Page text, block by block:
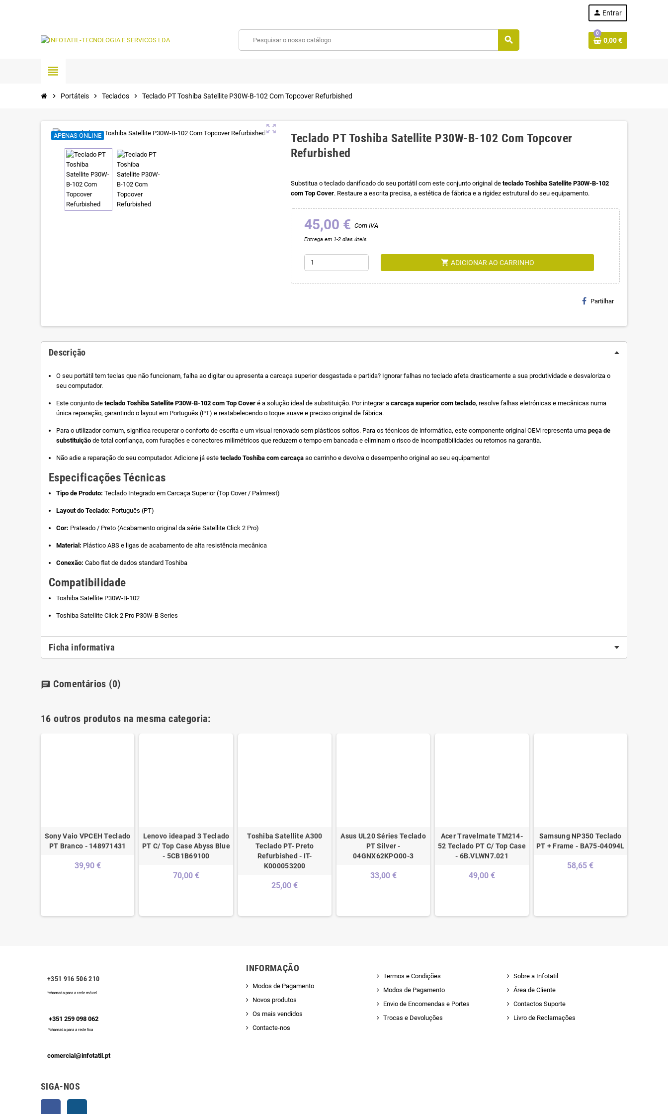
person Entrar
search
0
0,00 €
view_headline
chevron_right Portáteis chevron_right Teclados chevron_right Teclado PT Toshiba Satellite P30W-B-102 Com Topcover Refurbished
zoom_out_map
APENAS ONLINE
Teclado PT Toshiba Satellite P30W-B-102 Com Topcover
Refurbished
Substitua o teclado danificado do seu portátil com este conjunto original de teclado Toshiba Satellite P30W-B-102
com Top Cover. Restaure a escrita precisa, a estética de fábrica e a rigidez estrutural do seu equipamento.
45,00 € Com IVA
Entrega em 1-2 dias úteis
shopping_cart ADICIONAR AO CARRINHO
Partilhar
Descrição
O seu portátil tem teclas que não funcionam, falha ao digitar ou apresenta a carcaça superior desgastada e partida? Ignorar falhas no teclado afeta drasticamente a sua produtividade e desvaloriza o
seu computador.
Este conjunto de teclado Toshiba Satellite P30W-B-102 com Top Cover é a solução ideal de substituição. Por integrar a carcaça superior com teclado, resolve falhas eletrónicas e mecânicas numa
única reparação, garantindo o layout em Português (PT) e restabelecendo o toque suave e preciso original de fábrica.
Para o utilizador comum, significa recuperar o conforto de escrita e um visual renovado sem plásticos soltos. Para os técnicos de informática, este componente original OEM representa uma peça de
substituição de total confiança, com furações e conectores milimétricos que reduzem o tempo em bancada e eliminam o risco de incompatibilidades ou retornos na garantia.
Não adie a reparação do seu computador. Adicione já este teclado Toshiba com carcaça ao carrinho e devolva o desempenho original ao seu equipamento!
Especificações Técnicas
Tipo de Produto: Teclado Integrado em Carcaça Superior (Top Cover / Palmrest)
Layout do Teclado: Português (PT)
Cor: Prateado / Preto (Acabamento original da série Satellite Click 2 Pro)
Material: Plástico ABS e ligas de acabamento de alta resistência mecânica
Conexão: Cabo flat de dados standard Toshiba
Compatibilidade
Toshiba Satellite P30W-B-102
Toshiba Satellite Click 2 Pro P30W-B Series
Ficha informativa
chat Comentários (0)
16 outros produtos na mesma categoria:
Sony Vaio VPCEH Teclado
PT Branco - 148971431
39,90 €
Lenovo ideapad 3 Teclado
PT C/ Top Case Abyss Blue
- 5CB1B69100
70,00 €
Toshiba Satellite A300
Teclado PT- Preto
Refurbished - IT-
K000053200
25,00 €
Asus UL20 Séries Teclado
PT Silver -
04GNX62KPO00-3
33,00 €
Acer Travelmate TM214-
52 Teclado PT C/ Top Case
- 6B.VLWN7.021
49,00 €
Samsung NP350 Teclado
PT + Frame - BA75-04094L
58,65 €
+351 916 506 210
*chamada para a rede móvel
+351 259 098 062
*chamada para a rede fixa
comercial@infotatil.pt
SIGA-NOS
INFORMAÇÃO
Modos de Pagamento
Novos produtos
Os mais vendidos
Contacte-nos
Termos e Condições
Modos de Pagamento
Envio de Encomendas e Portes
Trocas e Devoluções
Sobre a Infotatil
Área de Cliente
Contactos Suporte
Livro de Reclamações